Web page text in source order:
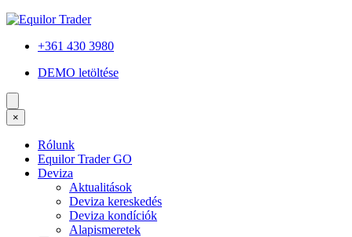
+361 430 3980
DEMO letöltése
×
Rólunk
Equilor Trader GO
Deviza
Aktualitások
Deviza kereskedés
Deviza kondíciók
Alapismeretek